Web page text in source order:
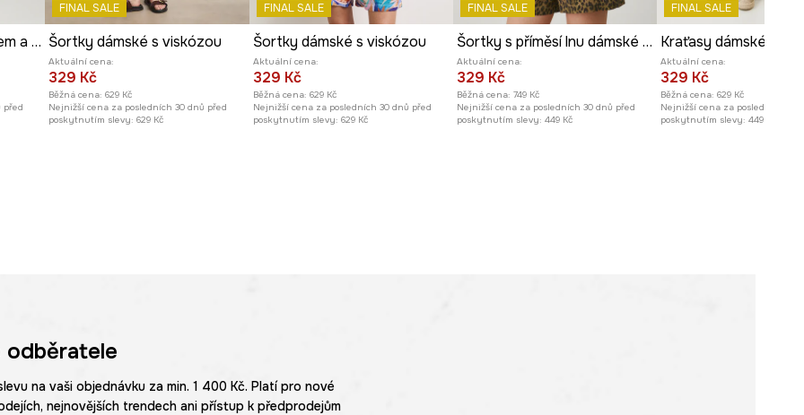
Prohlédněte si rozměry
produktu
Kraťasy dámské s páskem a vzorem více barev
před
FINAL SALE
Šortky dámské s viskózou
Aktuální cena:
329 Kč
Běžná cena: 629 Kč
Nejnižší cena za posledních 30 dnů před
poskytnutím slevy: 629 Kč
FINAL SALE
Šortky dámské s viskózou
Aktuální cena:
329 Kč
Běžná cena: 629 Kč
Nejnižší cena za posledních 30 dnů před
poskytnutím slevy: 629 Kč
FINAL SALE
Šortky s příměsí lnu dámské s páskem a vzorem více barev
Aktuální cena:
329 Kč
Běžná cena: 749 Kč
Nejnižší cena za posledních 30 dnů před
poskytnutím slevy: 449 Kč
FINAL SALE
Aktuální cena:
329 Kč
Běžná cena: 629 Kč
Nejnižší cena za posledních 30
poskytnutím slevy: 449 Kč
odběratele
na vaši objednávku za min. 1 400 Kč. Platí pro nové
nejnovějších trendech ani přístup k předprodejům